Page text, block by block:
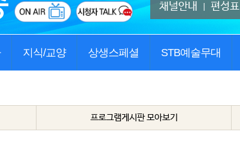
채널안내 편성표
지식/교양 상생스페셜 STB예술무대
프로그램게시판 모아보기